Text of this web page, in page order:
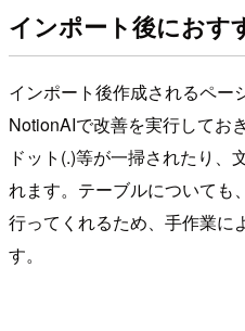
インポート後におす
インポート後作成されるペー
NotionAIで改善を実行してお
ドット(.)等が一掃されたり、
れます。テーブルについても
行ってくれるため、手作業に
す。